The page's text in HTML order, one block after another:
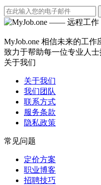
MyJob.one 相信未来的工
致力于帮助每一位专业人士
关于我们
关于我们
我们团队
联系方式
服务条款
隐私政策
常见问题
定价方案
职业博客
招聘技巧